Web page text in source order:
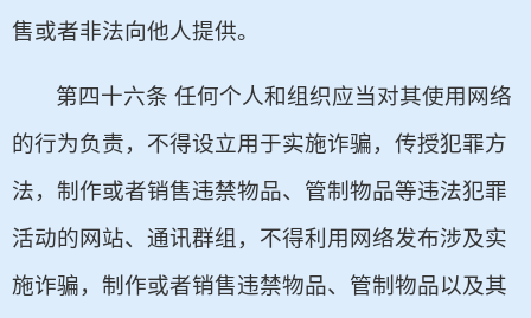
售或者非法向他人提供。
第四十六条 任何个人和组织应当对其使用网络
的行为负责，不得设立用于实施诈骗，传授犯罪方
法，制作或者销售违禁物品、管制物品等违法犯罪
活动的网站、通讯群组，不得利用网络发布涉及实
施诈骗，制作或者销售违禁物品、管制物品以及其